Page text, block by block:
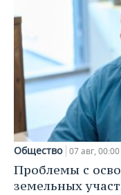
Общество 07 авг, 00:00
Проблемы с
земельных